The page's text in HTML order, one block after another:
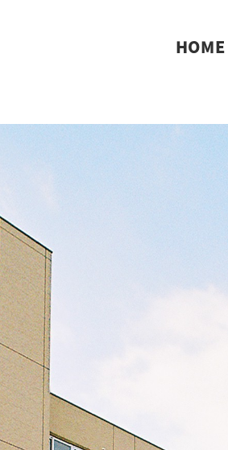
HOME